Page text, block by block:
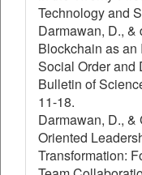
Technology and
Darmawan, D., &
Blockchain as an
Social Order and
Bulletin of
11-18.
Darmawan, D., &
Oriented
Transformation: